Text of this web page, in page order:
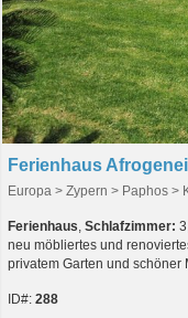
Europa > Zypern > Paphos >
Ferienhaus, Schlafzimmer:
neu möbliertes und
privatem Garten und schöner
ID#: 288